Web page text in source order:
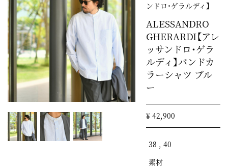
ンドロ・ゲラルディ】
ALESSANDRO
GHERARDI【アレ
ッサンドロ・ゲラ
ルディ】バンドカ
ラーシャツ ブル
ー
¥ 42,900
38 , 40
素材